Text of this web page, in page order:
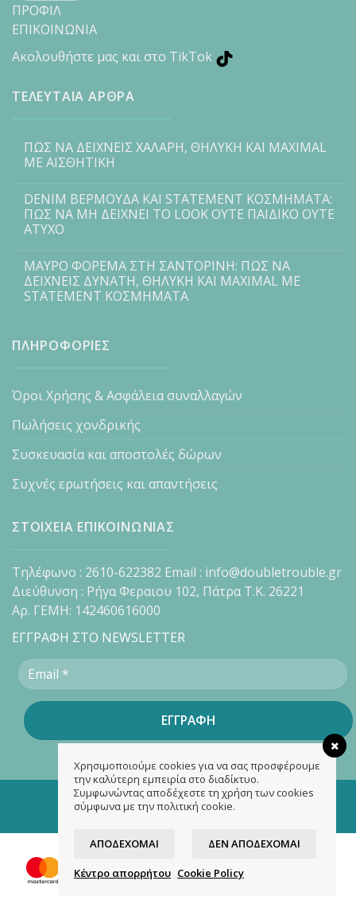
ΠΡΟΦΙΛ
ΕΠΙΚΟΙΝΩΝΙΑ
Ακολουθήστε μας και στο TikTok
ΤΕΛΕΥΤΑΙΑ ΑΡΘΡΑ
ΠΩΣ ΝΑ ΔΕΙΧΝΕΙΣ ΧΑΛΑΡΗ, ΘΗΛΥΚΗ ΚΑΙ MAXIMAL
ΜΕ ΑΙΣΘΗΤΙΚΗ
DENIM ΒΕΡΜΟΥΔΑ ΚΑΙ STATEMENT ΚΟΣΜΗΜΑΤΑ:
ΠΩΣ ΝΑ ΜΗ ΔΕΙΧΝΕΙ ΤΟ LOOK ΟΥΤΕ ΠΑΙΔΙΚΟ ΟΥΤΕ
ΑΤΥΧΟ
ΜΑΥΡΟ ΦΟΡΕΜΑ ΣΤΗ ΣΑΝΤΟΡΙΝΗ: ΠΩΣ ΝΑ
ΔΕΙΧΝΕΙΣ ΔΥΝΑΤΗ, ΘΗΛΥΚΗ ΚΑΙ MAXIMAL ΜΕ
STATEMENT ΚΟΣΜΗΜΑΤΑ
ΠΛΗΡΟΦΟΡΙΕΣ
Όροι Χρήσης & Ασφάλεια συναλλαγών
Πωλήσεις χονδρικής
Συσκευασία και αποστολές δώρων
Συχνές ερωτήσεις και απαντήσεις
ΣΤΟΙΧΕΙΑ ΕΠΙΚΟΙΝΩΝΙΑΣ
Τηλέφωνο : 2610-622382 Email : info@doubletrouble.gr
Διεύθυνση : Ρήγα Φεραιου 102, Πάτρα Τ.Κ. 26221
Αρ. ΓΕΜΗ: 142460616000
ΕΓΓΡΑΦΗ ΣΤΟ NEWSLETTER
Copyright 2026 ©doubletrouble.gr
Designed & developed by
Χρησιμοποιούμε cookies για να σας προσφέρουμε
την καλύτερη εμπειρία στο διαδίκτυο.
Συμφωνώντας αποδέχεστε τη χρήση των cookies
σύμφωνα με την πολιτική cookie.
ΑΠΟΔΈΧΟΜΑΙ ΔΕΝ ΑΠΟΔΈΧΟΜΑΙ
Κέντρο απορρήτου Cookie Policy